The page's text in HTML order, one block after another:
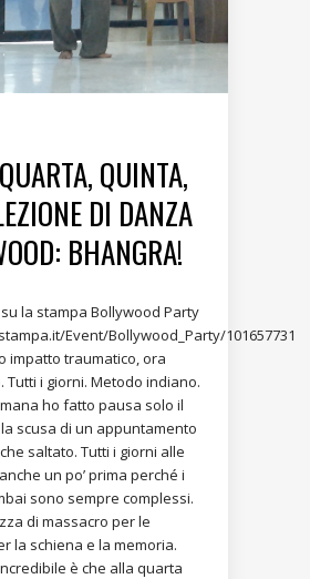
QUINTA,
DI DANZA
BHANGRA!
la stampa Bollywood Party
Event/Bollywood_Party/101657731
impatto traumatico, ora
Tutti i giorni. Metodo indiano.
ho fatto pausa solo il
scusa di un appuntamento
saltato. Tutti i giorni alle
un po’ prima perché i
sono sempre complessi.
di massacro per le
la schiena e la memoria.
è che alla quarta